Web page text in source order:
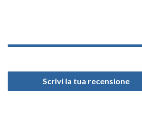
Scrivi la tua recensione